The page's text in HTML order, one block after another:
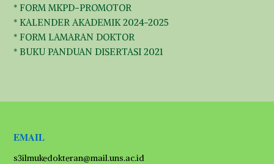
* FORM MKPD-PROMOTOR
* KALENDER AKADEMIK 2024-2025
* FORM LAMARAN DOKTOR
* BUKU PANDUAN DISERTASI 2021
EMAIL
s3ilmukedokteran@mail.uns.ac.id